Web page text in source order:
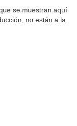
se muestran aquí
no están a la